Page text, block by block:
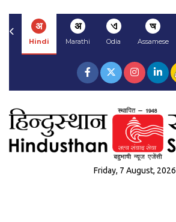
अ
Hindi
अ
Marathi
ଏ
Odia
অ
Assamese
Friday, 7 August, 2026